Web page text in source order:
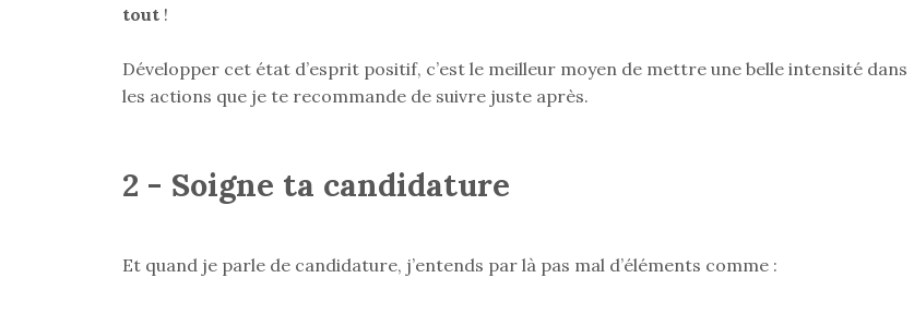
tout !
Développer cet état d’esprit positif, c’est le meilleur moyen de mettre une belle intensité dans
les actions que je te recommande de suivre juste après.
2 - Soigne ta candidature
Et quand je parle de candidature, j’entends par là pas mal d’éléments comme :